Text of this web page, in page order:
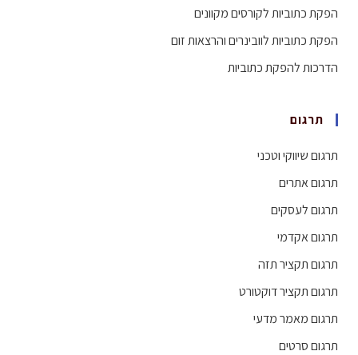
הפקת כתוביות לקורסים מקוונים
הפקת כתוביות לוובינרים והרצאות זום
הדרכות להפקת כתוביות
תרגום
תרגום שיווקי וטכני
תרגום אתרים
תרגום לעסקים
תרגום אקדמי
תרגום תקציר תזה
תרגום תקציר דוקטורט
תרגום מאמר מדעי
תרגום סרטים